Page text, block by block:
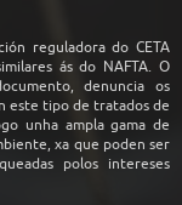
reguladora do CETA
ás do NAFTA. O
denuncia os
este tipo de tratados de
unha ampla gama de
xa que poden ser
polos intereses